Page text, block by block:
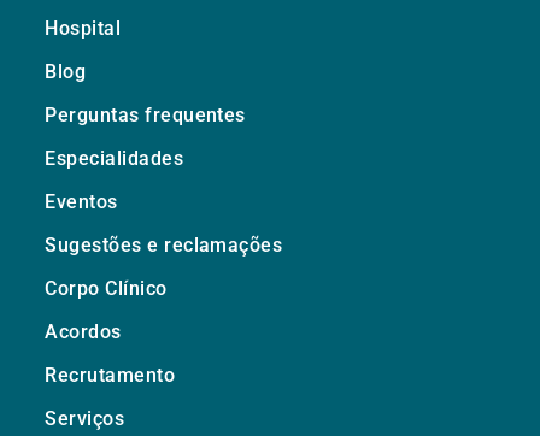
Hospital
Blog
Perguntas frequentes
Especialidades
Eventos
Sugestões e reclamações
Corpo Clínico
Acordos
Recrutamento
Serviços